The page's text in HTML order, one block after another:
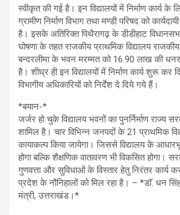
स्वीकृत की गई है। इन विद्यालयों में निर्माण कार्य के
ग्रामीण निर्माण विभाग तथा मण्डी परिषद को
है। इसके अतिरिक्त पिथैरागढ़ के डीडीहाट
घोषणा के तहत राजकीय प्राथमिक विद्यालय राजकीय
बन्दरलीमा के भवन मरम्मत को 16.90 लाख की
है। शीघ्र ही इन विद्यालयों में निर्माण कार्य शुरू
विभागीय अधिकारियों को निर्देश दे दिये गये हैं।
*बयान-*
जर्जर हो चुके विद्यालय भवनों का पुनर्निर्माण राज्य
शामिल है। चार विभिन्न जनपदों के 21 प्राथमिक
कायाकल्प किया जायेगा। जिससे विद्यालय के
होगा बल्कि शैक्षणिक वातावरण भी विकसित होगा।
गुणवत्ता और सुविधाओं के विस्तार हेतु निरंतर कार्य
प्रदेश के नौनिहालों को मिल रहा है। – *डाॅ. धन सिंह
मंत्री, उत्तराखंड।*